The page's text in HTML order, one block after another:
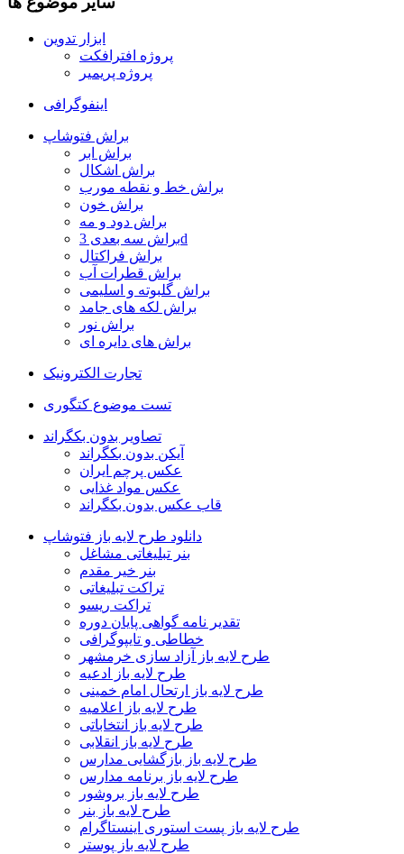
ابزار تدوین
پروژه افترافکت
پروژه پریمیر
اینفوگرافی
براش فتوشاپ
براش ابر
براش اشکال
براش خط و نقطه مورب
براش خون
براش دود و مه
براش سه بعدی 3d
براش فراکتال
براش قطرات آب
براش گلبوته و اسلیمی
براش لکه های جامد
براش نور
براش های دایره ای
تجارت الکترونیک
تست موضوع کتگوری
تصاویر بدون بکگراند
آیکن بدون بکگراند
عکس پرچم ایران
عکس مواد غذایی
قاب عکس بدون بکگراند
دانلود طرح لایه باز فتوشاپ
بنر تبلیغاتی مشاغل
بنر خیر مقدم
تراکت تبلیغاتی
تراکت ریسو
تقدیر نامه گواهی پایان دوره
خطاطی و تایپوگرافی
طرح لایه باز آزاد سازی خرمشهر
طرح لایه باز ادعیه
طرح لایه باز ارتحال امام خمینی
طرح لایه باز اعلامیه
طرح لایه باز انتخاباتی
طرح لایه باز انقلابی
طرح لایه باز بازگشایی مدارس
طرح لایه باز برنامه مدارس
طرح لایه باز بروشور
طرح لایه باز بنر
طرح لایه باز پست استوری اینستاگرام
طرح لایه باز پوستر